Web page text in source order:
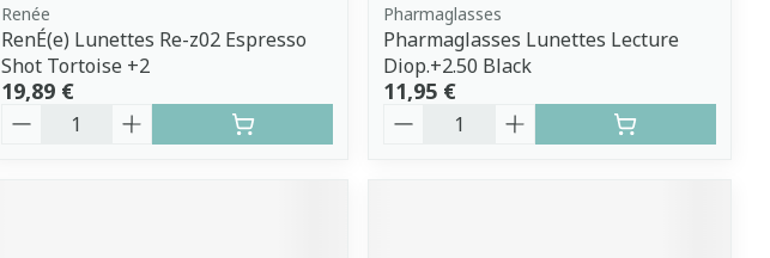
Renée
RenÉ(e) Lunettes Re-z02 Espresso
Shot Tortoise +2
19,89 €
Quantité
Pharmaglasses
Pharmaglasses Lunettes Lecture
Diop.+2.50 Black
11,95 €
Quantité